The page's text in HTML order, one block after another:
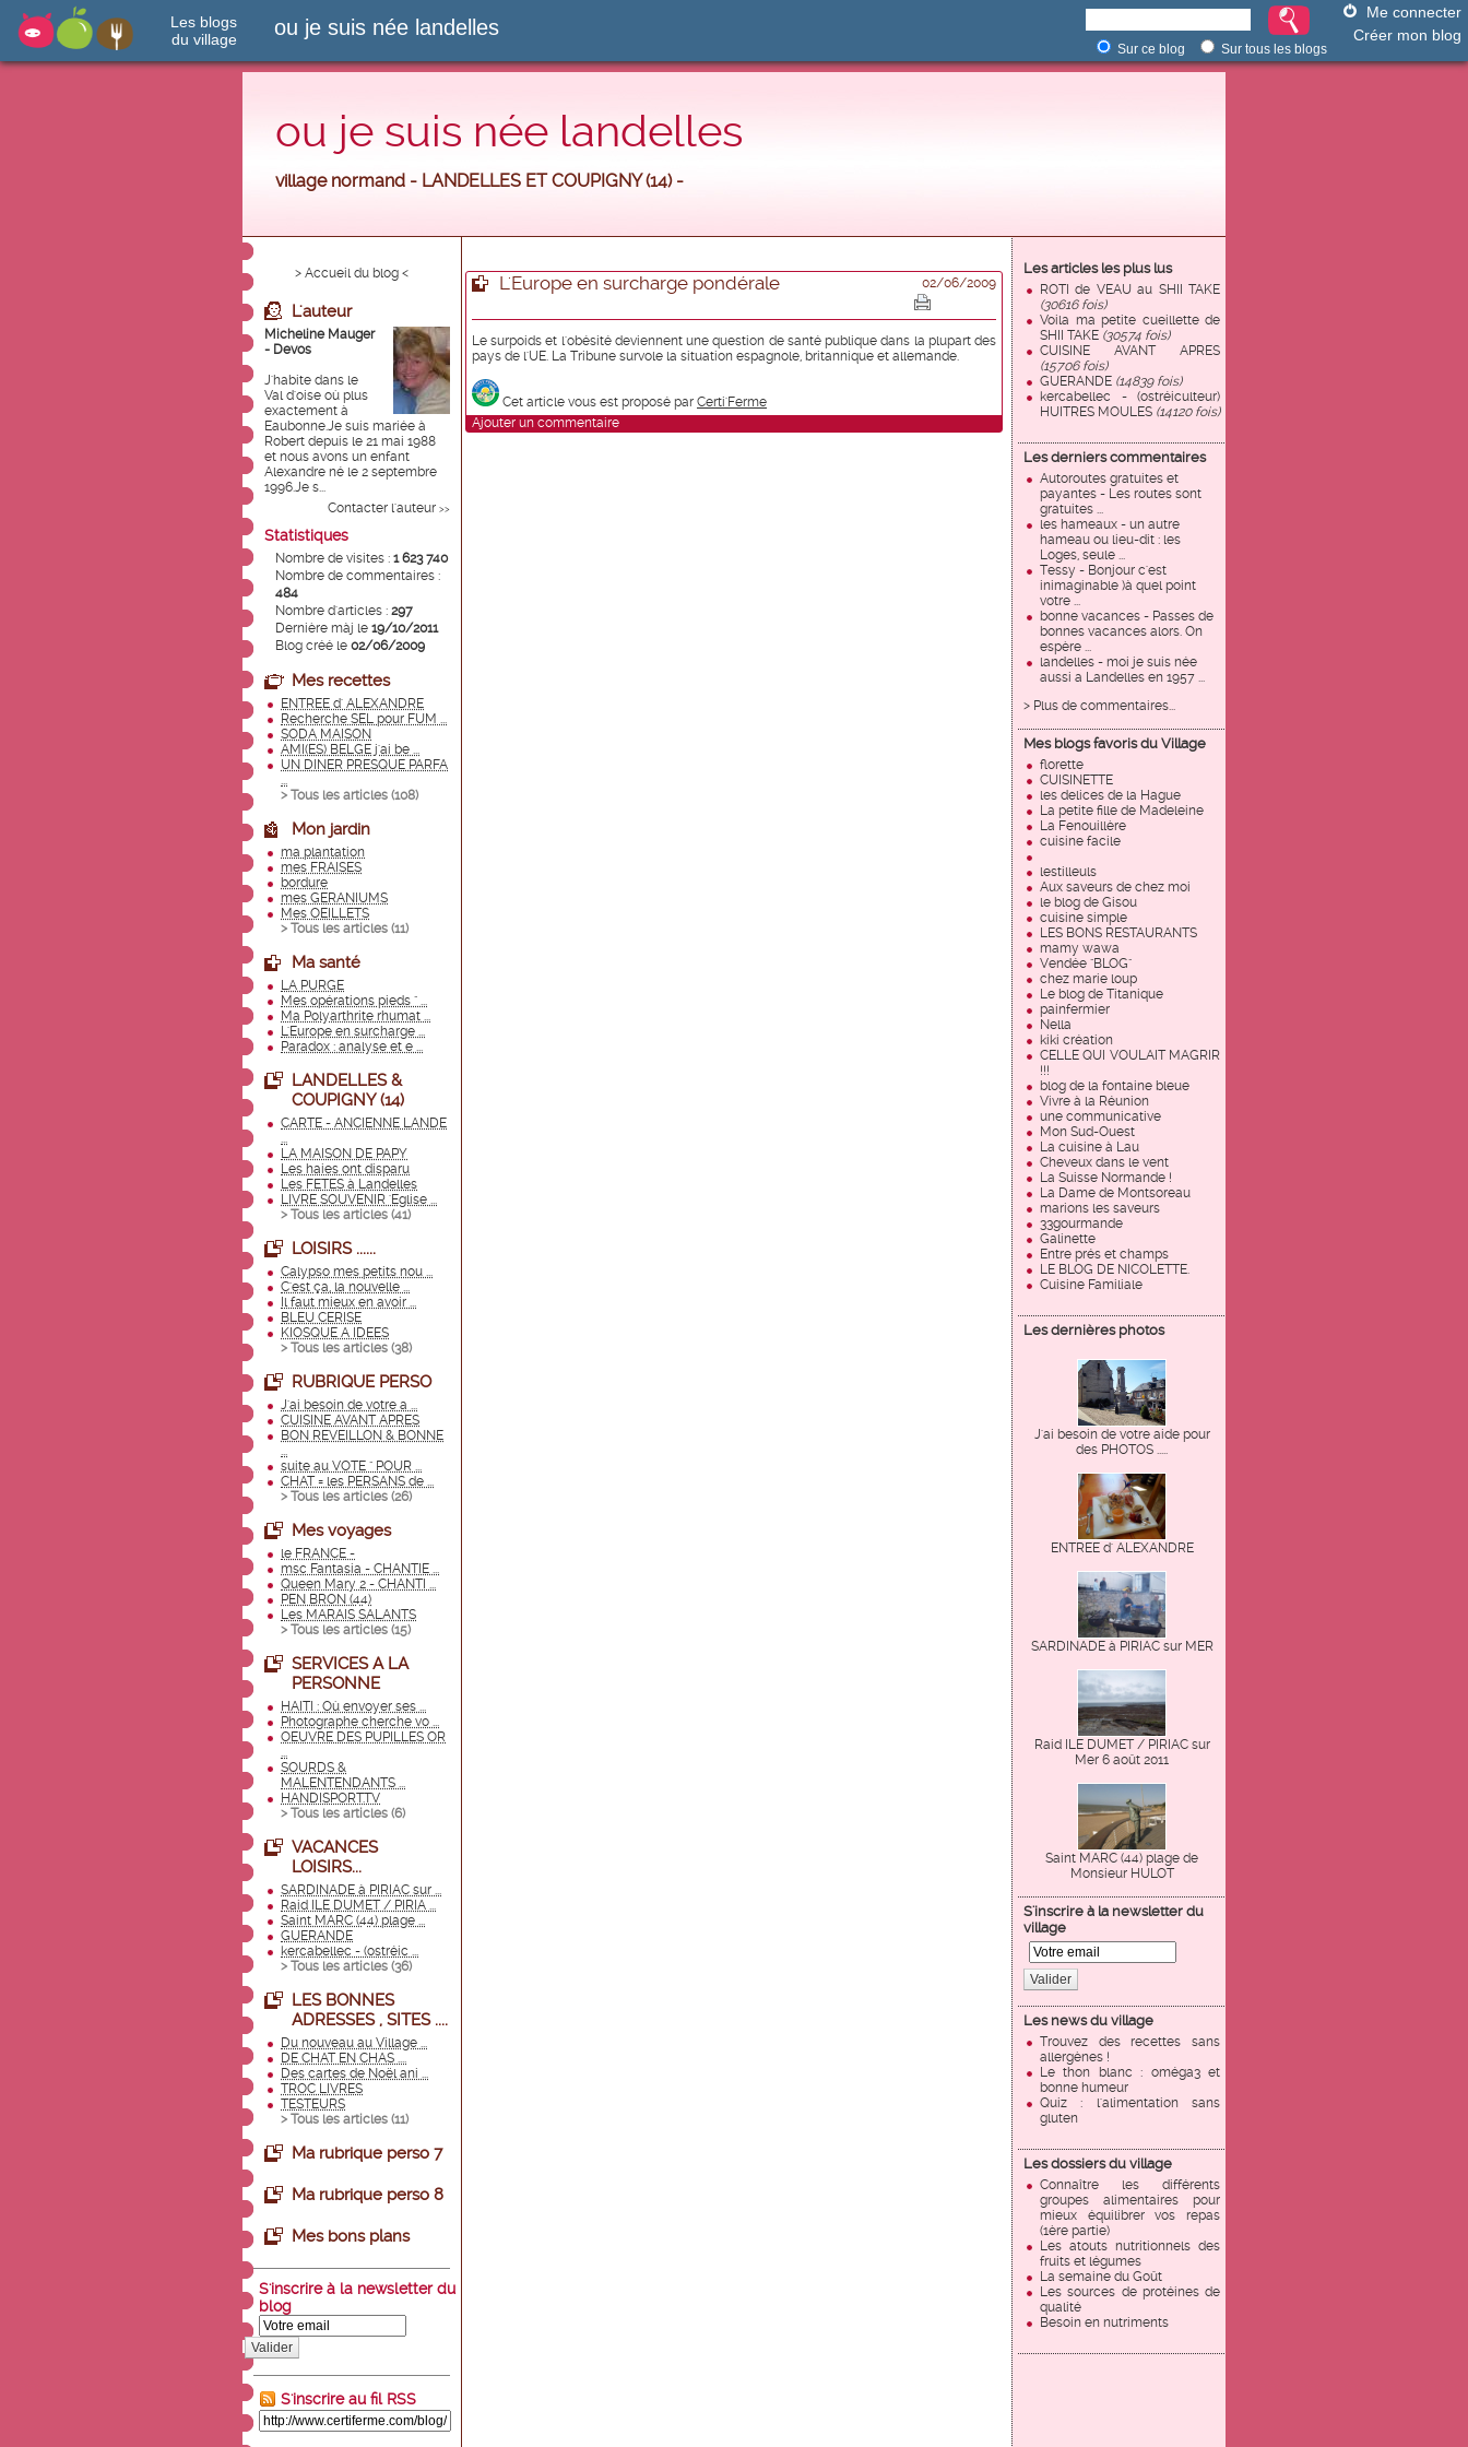
Les blogs
du village
ou je suis née landelles
Me connecter
Créer mon blog
Sur ce blog Sur tous les blogs
ou je suis née landelles
village normand - LANDELLES ET COUPIGNY (14) -
Les articles les plus lus
ROTI de VEAU au SHII TAKE
(30616 fois)
Voila ma petite cueillette de
SHII TAKE (30574 fois)
CUISINE AVANT APRES
(15706 fois)
GUERANDE (14839 fois)
kercabellec - (ostréiculteur)
HUITRES MOULES (14120 fois)
Les derniers commentaires
Autoroutes gratuites et
payantes - Les routes sont
gratuites ...
les hameaux - un autre
hameau ou lieu-dit : les
Loges, seule ...
Tessy - Bonjour c'est
inimaginable )à quel point
votre ...
bonne vacances - Passes de
bonnes vacances alors. On
espère ...
landelles - moi je suis née
aussi a Landelles en 1957 ...
> Plus de commentaires...
Mes blogs favoris du Village
florette
CUISINETTE
les delices de la Hague
La petite fille de Madeleine
La Fenouillère
cuisine facile
lestilleuls
Aux saveurs de chez moi
le blog de Gisou
cuisine simple
LES BONS RESTAURANTS
mamy wawa
Vendée "BLOG"
chez marie loup
Le blog de Titanique
painfermier
Nella
kiki création
CELLE QUI VOULAIT MAGRIR
!!!
blog de la fontaine bleue
Vivre à la Réunion
une communicative
Mon Sud-Ouest
La cuisine à Lau
Cheveux dans le vent
La Suisse Normande !
La Dame de Montsoreau
marions les saveurs
33gourmande
Galinette
Entre prés et champs
LE BLOG DE NICOLETTE.
Cuisine Familiale
Les dernières photos
J'ai besoin de votre aide pour
des PHOTOS .....
ENTREE d' ALEXANDRE
SARDINADE à PIRIAC sur MER
Raid ILE DUMET / PIRIAC sur
Mer 6 août 2011
Saint MARC (44) plage de
Monsieur HULOT
S'inscrire à la newsletter du
village
Valider
Les news du village
Trouvez des recettes sans
allergènes !
Le thon blanc : oméga3 et
bonne humeur
Quiz : l'alimentation sans
gluten
Les dossiers du village
Connaître les différents
groupes alimentaires pour
mieux équilibrer vos repas
(1ère partie)
Les atouts nutritionnels des
fruits et légumes
La semaine du Goût
Les sources de protéines de
qualité
Besoin en nutriments
> Accueil du blog <
L'auteur
Micheline Mauger
- Devos
J'habite dans le
Val d'oise où plus
exactement à
Eaubonne.Je suis mariée à
Robert depuis le 21 mai 1988
et nous avons un enfant
Alexandre né le 2 septembre
1996.Je s...
Contacter l'auteur >>
Statistiques
Nombre de visites : 1 623 740
Nombre de commentaires :
484
Nombre d'articles : 297
Dernière màj le 19/10/2011
Blog créé le 02/06/2009
Mes recettes
ENTREE d' ALEXANDRE
Recherche SEL pour FUM ...
SODA MAISON
AMI(ES) BELGE j'ai be ...
UN DINER PRESQUE PARFA
...
> Tous les articles (108)
Mon jardin
ma plantation
mes FRAISES
bordure
mes GERANIUMS
Mes OEILLETS
> Tous les articles (11)
Ma santé
LA PURGE
Mes opérations pieds " ...
Ma Polyarthrite rhumat ...
L'Europe en surcharge ...
Paradox : analyse et e ...
LANDELLES &
COUPIGNY (14)
CARTE - ANCIENNE LANDE
...
LA MAISON DE PAPY
Les haies ont disparu
Les FETES à Landelles
LIVRE SOUVENIR 'Eglise ...
> Tous les articles (41)
LOISIRS ......
Calypso mes petits nou ...
C'est ça, la nouvelle ...
Il faut mieux en avoir ...
BLEU CERISE
KIOSQUE A IDEES
> Tous les articles (38)
RUBRIQUE PERSO
J'ai besoin de votre a ...
CUISINE AVANT APRES
BON REVEILLON & BONNE
...
suite au VOTE " POUR ...
CHAT = les PERSANS de ...
> Tous les articles (26)
Mes voyages
le FRANCE -
msc Fantasia - CHANTIE ...
Queen Mary 2 - CHANTI ...
PEN BRON (44)
Les MARAIS SALANTS
> Tous les articles (15)
SERVICES A LA
PERSONNE
HAITI : Où envoyer ses ...
Photographe cherche vo ...
OEUVRE DES PUPILLES OR
...
SOURDS &
MALENTENDANTS ...
HANDISPORT.TV
> Tous les articles (6)
VACANCES
LOISIRS...
SARDINADE à PIRIAC sur ...
Raid ILE DUMET / PIRIA ...
Saint MARC (44) plage ...
GUERANDE
kercabellec - (ostréic ...
> Tous les articles (36)
LES BONNES
ADRESSES , SITES ....
Du nouveau au Village ...
DE CHAT EN CHAS ....
Des cartes de Noël ani ...
TROC LIVRES
TESTEURS
> Tous les articles (11)
Ma rubrique perso 7
Ma rubrique perso 8
Mes bons plans
S'inscrire à la newsletter du
blog
Valider
S'inscrire au fil RSS
L'Europe en surcharge pondérale 02/06/2009
Le surpoids et l'obésité deviennent une question de santé publique dans la plupart des
pays de l'UE. La Tribune survole la situation espagnole, britannique et allemande.
Cet article vous est proposé par Certi'Ferme
Ajouter un commentaire